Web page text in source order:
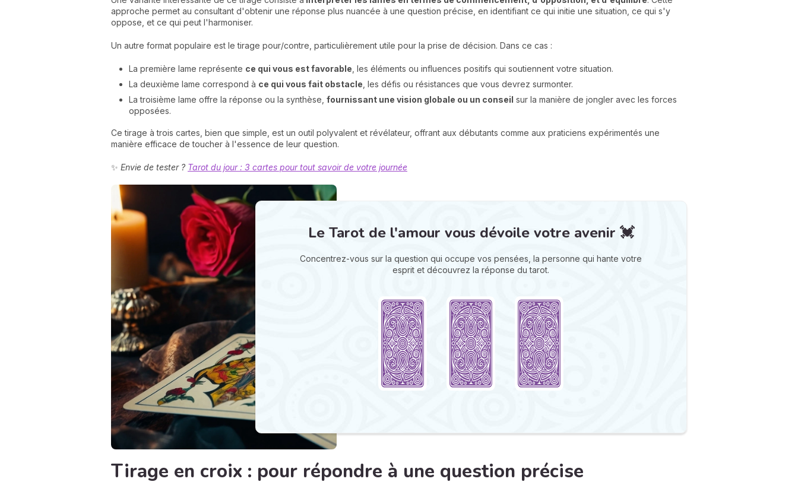
approche permet au consultant d'obtenir une réponse plus nuancée à une question précise, en identifiant ce qui initie une situation, ce qui s'y
oppose, et ce qui peut l'harmoniser.
Un autre format populaire est le tirage pour/contre, particulièrement utile pour la prise de décision. Dans ce cas :
La première lame représente ce qui vous est favorable , les éléments ou influences positifs qui soutiennent votre situation.
La deuxième lame correspond à ce qui vous fait obstacle , les défis ou résistances que vous devrez surmonter.
La troisième lame offre la réponse ou la synthèse, fournissant une vision globale ou un conseil sur la manière de jongler avec les forces
opposées.
Ce tirage à trois cartes, bien que simple, est un outil polyvalent et révélateur, offrant aux débutants comme aux praticiens expérimentés une
manière efficace de toucher à l'essence de leur question.
✨ Envie de tester ? Tarot du jour : 3 cartes pour tout savoir de votre journée
Le Tarot de l'amour vous dévoile votre avenir 💓
Concentrez-vous sur la question qui occupe vos pensées, la personne qui hante votre
esprit et découvrez la réponse du tarot.
Tirage en croix : pour répondre à une question précise